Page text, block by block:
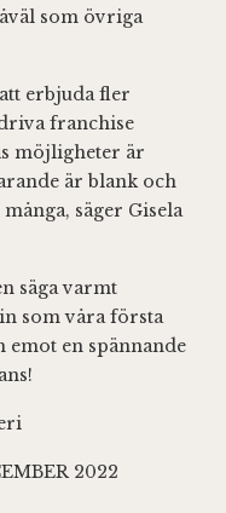
som övriga
erbjuda fler
franchise
möjligheter är
är blank och
säger Gisela
säga varmt
som våra första
en spännande
2022